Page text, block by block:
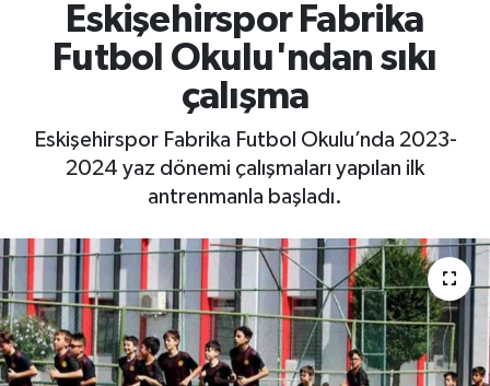
Eskişehirspor Fabrika
Futbol Okulu'ndan sıkı
çalışma
Eskişehirspor Fabrika Futbol Okulu’nda 2023-
2024 yaz dönemi çalışmaları yapılan ilk
antrenmanla başladı.
Spor
Ekonomi
Yaşam
Resmi ilanlar
TFF 3.Lig 4.Grup Puan Durumu ve Fikstür
Tüm Manşetler
Son Dakika Haberleri